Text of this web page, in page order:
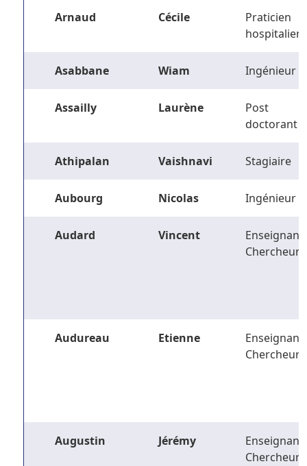
Arnaud Cécile
Praticien
hospitalier
Asabbane Wiam Ingénieur
Assailly Laurène
Post
doctorant
Athipalan Vaishnavi Stagiaire
Aubourg Nicolas Ingénieur
Audard Vincent
Enseignant-
Chercheur
Audureau Etienne
Enseignant-
Chercheur
Augustin Jérémy
Enseignant-
Chercheur